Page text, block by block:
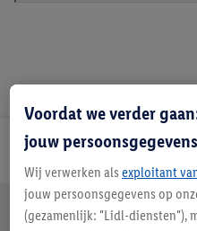
Jouw voordelen bij ons als
Gratis retourneren Veilig
Voordat we verder
jouw persoonsgegevens
Wij verwerken als exploitant
jouw persoonsgegevens op
(gezamenlijk: "Lidl-diensten"),